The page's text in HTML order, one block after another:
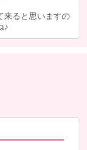
来ると思いますの
♪